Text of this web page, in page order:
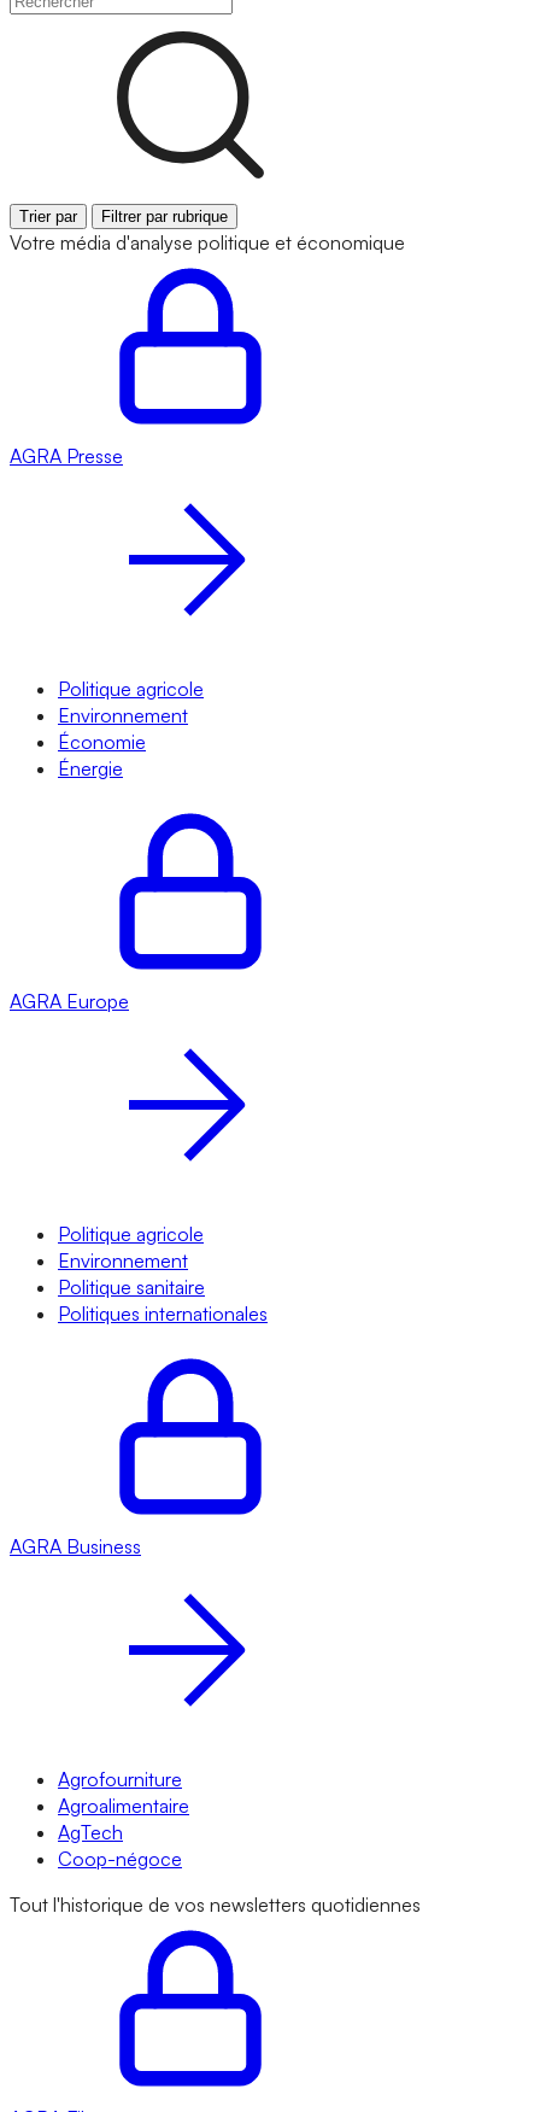
Trier par Filtrer par rubrique
Votre média d'analyse politique et économique
AGRA Presse
Politique agricole
Environnement
Économie
Énergie
AGRA Europe
Politique agricole
Environnement
Politique sanitaire
Politiques internationales
AGRA Business
Agrofourniture
Agroalimentaire
AgTech
Coop-négoce
Tout l'historique de vos newsletters quotidiennes